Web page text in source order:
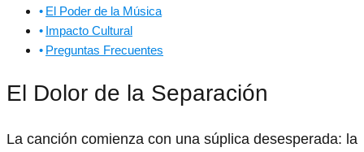
El Poder de la Música
Impacto Cultural
Preguntas Frecuentes
El Dolor de la Separación
La canción comienza con una súplica desesperada: la